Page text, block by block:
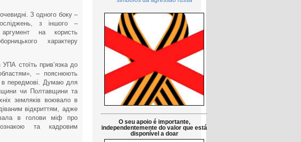
З одного боку –
з іншого –
аргумент на користь
характеру
УПА стоїть прив’язка до
– пояснюють
в передмові. Думаю для
чи Полтавщини та
земляків воювало в
відкриттям, адже
в голови міф про
ознакою та кадровим
O seu apoio é importante,
independentemente do valor que está
disponível a doar